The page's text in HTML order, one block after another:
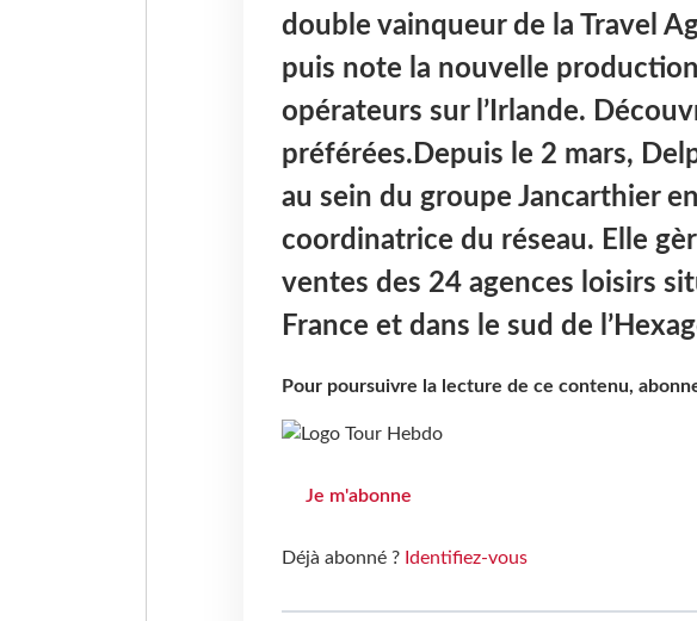
double vainqueur de la Travel
puis note la nouvelle
opérateurs sur l’Irlande.
préférées. Depuis le 2 mars,
au sein du groupe Jancarthier
coordinatrice du réseau. Elle
ventes des 24 agences loisirs
France et dans le sud de
Pour poursuivre la lecture de ce contenu,
Je m'abonne
Déjà abonné ? Identifiez-vous